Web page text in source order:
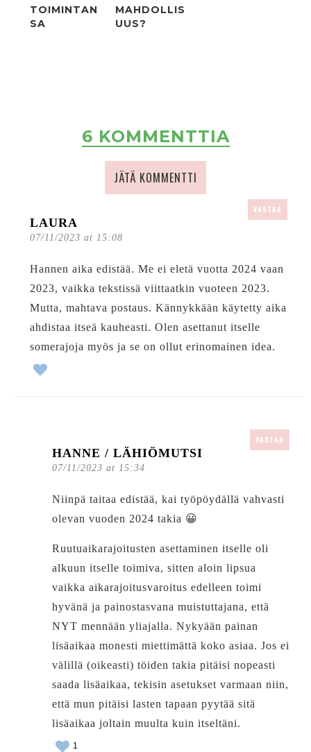
TOIMINTAN
SA
MAHDOLLIS
UUS?
6 KOMMENTTIA
JÄTÄ KOMMENTTI
LAURA
07/11/2023 at 15:08
VASTAA
Hannen aika edistää. Me ei eletä vuotta 2024 vaan
2023, vaikka tekstissä viittaatkin vuoteen 2023.
Mutta, mahtava postaus. Kännykkään käytetty aika
ahdistaa itseä kauheasti. Olen asettanut itselle
somerajoja myös ja se on ollut erinomainen idea.
HANNE / LÄHIÖMUTSI
07/11/2023 at 15:34
VASTAA
Niinpä taitaa edistää, kai työpöydällä vahvasti
olevan vuoden 2024 takia 😀
Ruutuaikarajoitusten asettaminen itselle oli
alkuun itselle toimiva, sitten aloin lipsua
vaikka aikarajoitusvaroitus edelleen toimi
hyvänä ja painostasvana muistuttajana, että
NYT mennään yliajalla. Nykyään painan
lisäaikaa monesti miettimättä koko asiaa. Jos ei
välillä (oikeasti) töiden takia pitäisi nopeasti
saada lisäaikaa, tekisin asetukset varmaan niin,
että mun pitäisi lasten tapaan pyytää sitä
lisäaikaa joltain muulta kuin itseltäni.
1